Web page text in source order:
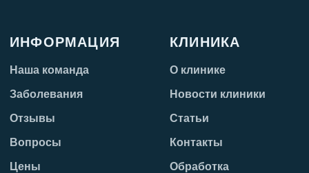
ИНФОРМАЦИЯ
Наша команда
Заболевания
Отзывы
Вопросы
Цены
КЛИНИКА
О клинике
Новости клиники
Статьи
Контакты
Обработка